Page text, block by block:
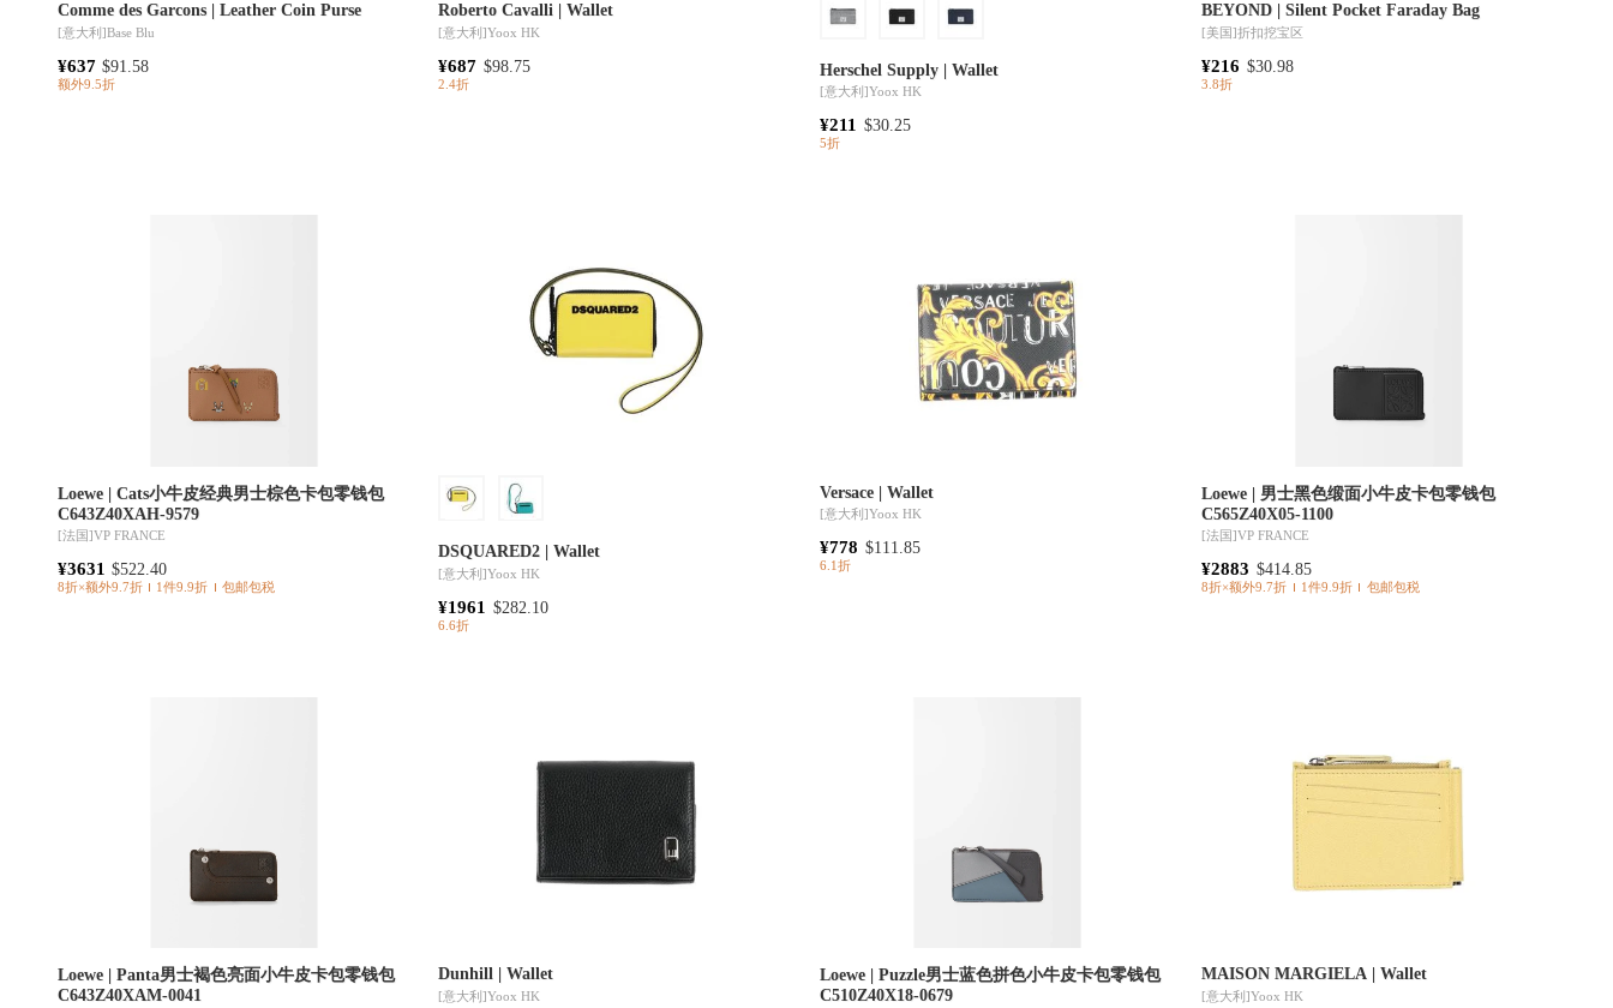
Comme des Garcons | Leather Coin Purse
[意大利]Base Blu
¥637 $91.58
额外9.5折
Roberto Cavalli | Wallet
[意大利]Yoox HK
¥687 $98.75
2.4折
Herschel Supply | Wallet
[意大利]Yoox HK
¥211 $30.25
5折
BEYOND | Silent Pocket Faraday Bag
[美国]折扣挖宝区
¥216 $30.98
3.8折
Loewe | Cats小牛皮经典男士棕色卡包零钱包
C643Z40XAH-9579
[法国]VP FRANCE
¥3631 $522.40
8折×额外9.7折 1件9.9折 包邮包税
DSQUARED2 | Wallet
[意大利]Yoox HK
¥1961 $282.10
6.6折
Versace | Wallet
[意大利]Yoox HK
¥778 $111.85
6.1折
Loewe | 男士黑色缎面小牛皮卡包零钱包
C565Z40X05-1100
[法国]VP FRANCE
¥2883 $414.85
8折×额外9.7折 1件9.9折 包邮包税
Loewe | Panta男士褐色亮面小牛皮卡包零钱包
C643Z40XAM-0041
Dunhill | Wallet
[意大利]Yoox HK
Loewe | Puzzle男士蓝色拼色小牛皮卡包零钱包
C510Z40X18-0679
MAISON MARGIELA | Wallet
[意大利]Yoox HK